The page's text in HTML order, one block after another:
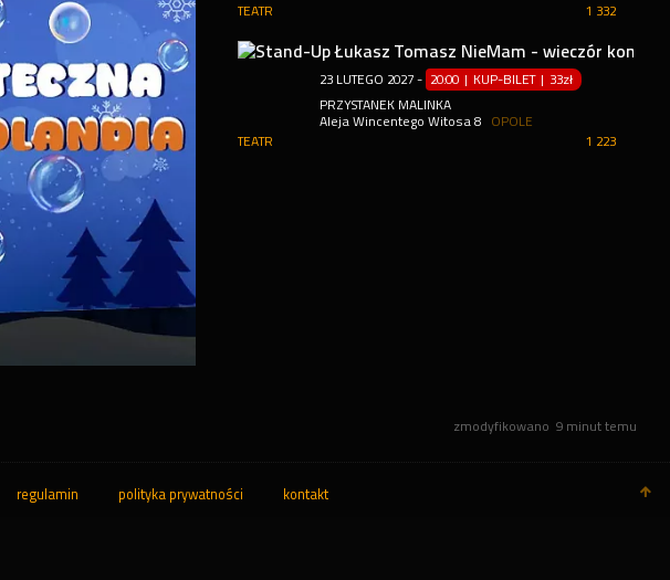
1 332
TEATR
23 LUTEGO 2027 - 20:00 | KUP-BILET | 33zł
PRZYSTANEK MALINKA
Aleja Wincentego Witosa 8
OPOLE
1 223
TEATR
zmodyfikowano 9 minut temu
regulamin polityka prywatności kontakt